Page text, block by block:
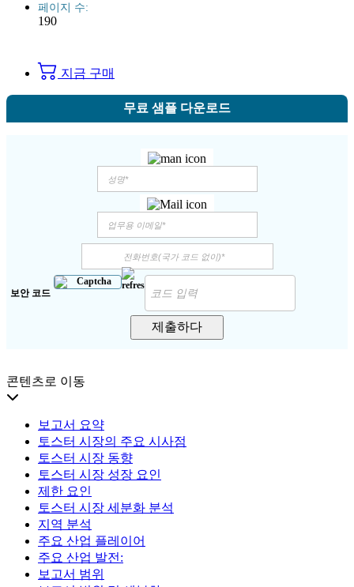
페이지 수:
190
지금 구매
무료 샘플 다운로드
보안 코드
제출하다
콘텐츠로 이동
보고서 요약
토스터 시장의 주요 시사점
토스터 시장 동향
토스터 시장 성장 요인
제한 요인
토스터 시장 세분화 분석
지역 분석
주요 산업 플레이어
주요 산업 발전:
보고서 범위